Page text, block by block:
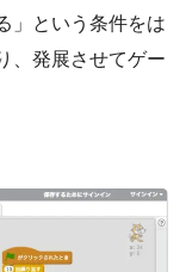
という条件をは
、発展させてゲー